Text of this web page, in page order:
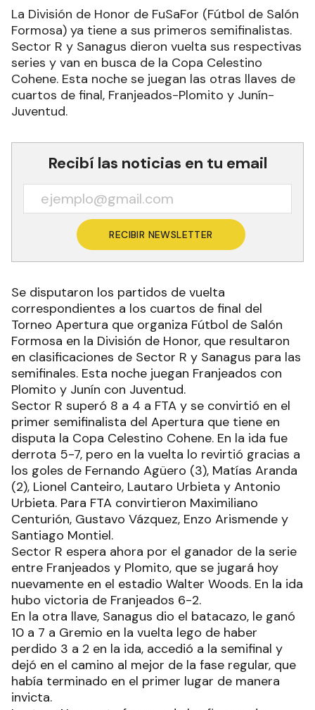
La División de Honor de FuSaFor (Fútbol de Salón
Formosa) ya tiene a sus primeros semifinalistas.
Sector R y Sanagus dieron vuelta sus respectivas
series y van en busca de la Copa Celestino
Cohene. Esta noche se juegan las otras llaves de
cuartos de final, Franjeados-Plomito y Junín-
Juventud.
Recibí las noticias en tu email
RECIBIR NEWSLETTER
Se disputaron los partidos de vuelta
correspondientes a los cuartos de final del
Torneo Apertura que organiza Fútbol de Salón
Formosa en la División de Honor, que resultaron
en clasificaciones de Sector R y Sanagus para las
semifinales. Esta noche juegan Franjeados con
Plomito y Junín con Juventud.
Sector R superó 8 a 4 a FTA y se convirtió en el
primer semifinalista del Apertura que tiene en
disputa la Copa Celestino Cohene. En la ida fue
derrota 5-7, pero en la vuelta lo revirtió gracias a
los goles de Fernando Agüero (3), Matías Aranda
(2), Lionel Canteiro, Lautaro Urbieta y Antonio
Urbieta. Para FTA convirtieron Maximiliano
Centurión, Gustavo Vázquez, Enzo Arismende y
Santiago Montiel.
Sector R espera ahora por el ganador de la serie
entre Franjeados y Plomito, que se jugará hoy
nuevamente en el estadio Walter Woods. En la ida
hubo victoria de Franjeados 6-2.
En la otra llave, Sanagus dio el batacazo, le ganó
10 a 7 a Gremio en la vuelta lego de haber
perdido 3 a 2 en la ida, accedió a la semifinal y
dejó en el camino al mejor de la fase regular, que
había terminado en el primer lugar de manera
invicta.